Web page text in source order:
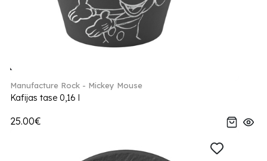
Manufacture Rock - Mickey Mouse
Kafijas tase 0,16 l
25.00€